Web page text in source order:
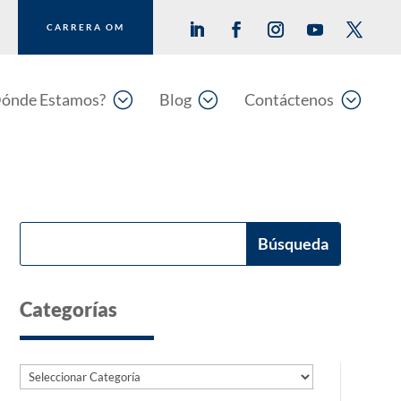
CARRERA OM
;
Estamos? ;
Blog ;
Contáctenos
Categorías
Categorías